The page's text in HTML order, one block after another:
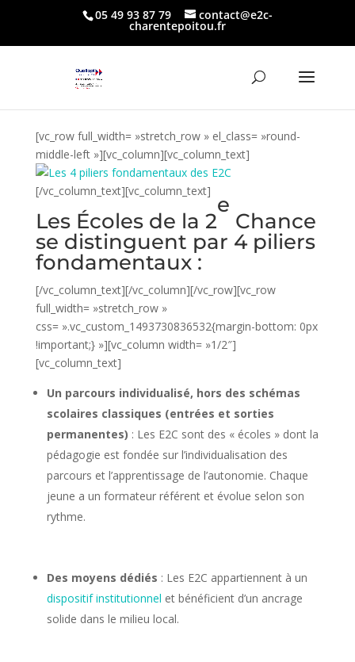
05 49 93 87 79 contact@e2c-
charentepoitou.fr
[vc_row full_width= »stretch_row » el_class= »round-
middle-left »][vc_column][vc_column_text]
[/vc_column_text][vc_column_text]
Les Écoles de la 2
e
Chance
se distinguent par 4 piliers
fondamentaux :
[/vc_column_text][/vc_column][/vc_row][vc_row
full_width= »stretch_row »
css= ».vc_custom_1493730836532{margin-bottom: 0px
!important;} »][vc_column width= »1/2″]
[vc_column_text]
Un parcours individualisé, hors des schémas
scolaires classiques (entrées et sorties
permanentes) : Les E2C sont des « écoles » dont la
pédagogie est fondée sur l’individualisation des
parcours et l’apprentissage de l’autonomie. Chaque
jeune a un formateur référent et évolue selon son
rythme.
Des moyens dédiés : Les E2C appartiennent à un
dispositif institutionnel et bénéficient d’un ancrage
solide dans le milieu local.